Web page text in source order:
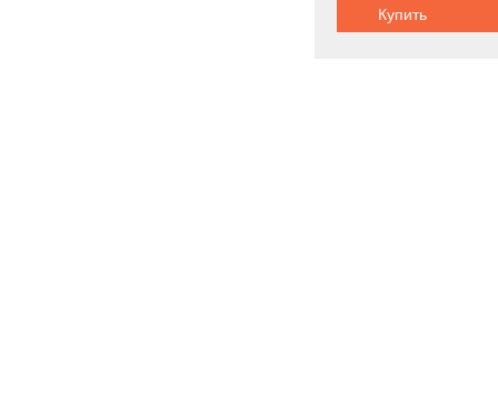
Купить